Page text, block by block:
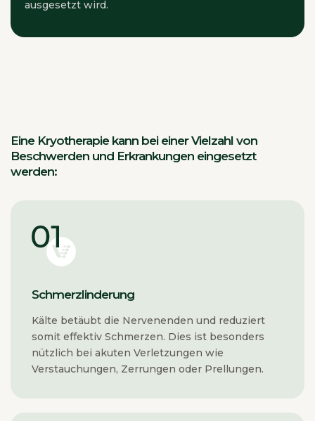
ausgesetzt wird.
Eine Kryotherapie kann bei einer Vielzahl von
Beschwerden und Erkrankungen eingesetzt
werden:
Schmerzlinderung
Kälte betäubt die Nervenenden und reduziert
somit effektiv Schmerzen. Dies ist besonders
nützlich bei akuten Verletzungen wie
Verstauchungen, Zerrungen oder Prellungen.